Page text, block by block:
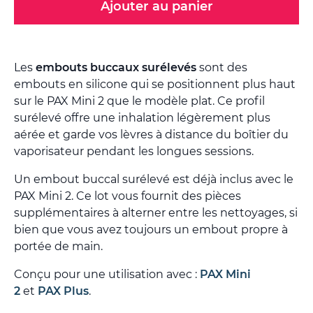
Ajouter au panier
Les embouts buccaux surélevés sont des
embouts en silicone qui se positionnent plus haut
sur le PAX Mini 2 que le modèle plat. Ce profil
surélevé offre une inhalation légèrement plus
aérée et garde vos lèvres à distance du boîtier du
vaporisateur pendant les longues sessions.
Un embout buccal surélevé est déjà inclus avec le
PAX Mini 2. Ce lot vous fournit des pièces
supplémentaires à alterner entre les nettoyages, si
bien que vous avez toujours un embout propre à
portée de main.
Conçu pour une utilisation avec : PAX Mini
2 et PAX Plus.